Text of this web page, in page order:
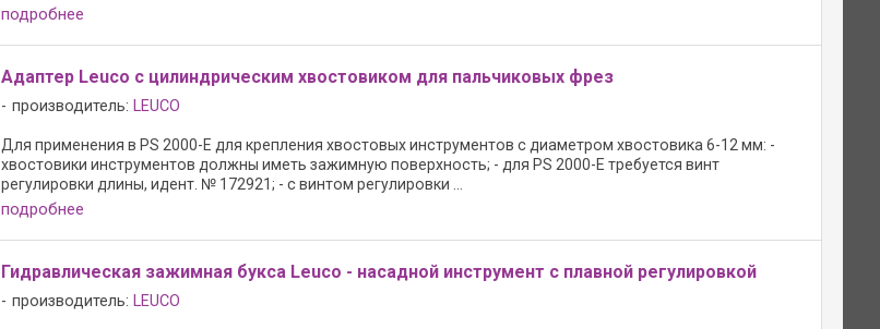
подробнее
Адаптер Leuco с цилиндрическим хвостовиком для пальчиковых фрез
производитель: LEUCO
Для применения в PS 2000-E для крепления хвостовых инструментов с диаметром хвостовика 6-12 мм: -
хвостовики инструментов должны иметь зажимную поверхность; - для PS 2000-E требуется винт
регулировки длины, идент. № 172921; - с винтом регулировки ...
подробнее
Гидравлическая зажимная букса Leuco - насадной инструмент с плавной регулировкой
производитель: LEUCO